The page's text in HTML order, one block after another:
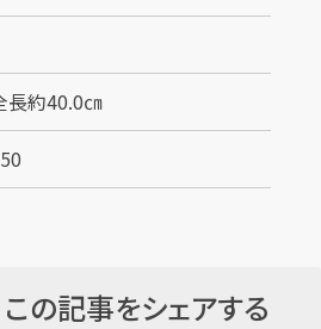
長約40.0㎝
この記事をシェアする